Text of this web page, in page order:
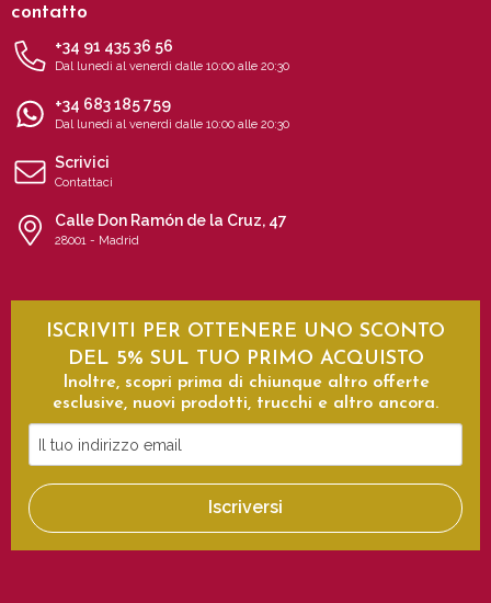
contatto
+34 91 435 36 56
Dal lunedì al venerdì dalle 10:00 alle 20:30
+34 683 185 759
Dal lunedì al venerdì dalle 10:00 alle 20:30
Scrivici
Contattaci
Calle Don Ramón de la Cruz, 47
28001 - Madrid
ISCRIVITI PER OTTENERE UNO SCONTO
DEL 5% SUL TUO PRIMO ACQUISTO
Inoltre, scopri prima di chiunque altro offerte
esclusive, nuovi prodotti, trucchi e altro ancora.
tuo
indirizzo
email
Iscriversi